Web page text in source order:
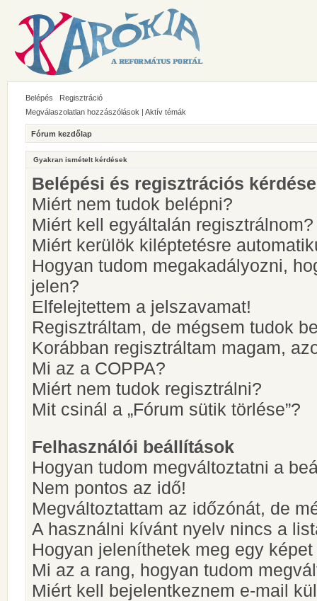
Belépés
Regisztráció
Megválaszolatlan hozzászólások | Aktív témák
Fórum kezdőlap
Gyakran ismételt kérdések
Belépési és regisztrációs
Miért nem tudok belépni?
Miért kell egyáltalán regisztrálnom?
Miért kerülök kiléptetésre
Hogyan tudom megakadályozni,
jelen?
Elfelejtettem a jelszavamat!
Regisztráltam, de mégsem tudok
Korábban regisztráltam magam,
Mi az a COPPA?
Miért nem tudok regisztrálni?
Mit csinál a „Fórum sütik törlése”?
Felhasználói beállítások
Hogyan tudom megváltoztatni a
Nem pontos az idő!
Megváltoztattam az időzónát, de
A használni kívánt nyelv nincs a
Hogyan jeleníthetek meg egy
Mi az a rang, hogyan tudom
Miért kell bejelentkeznem e-mail